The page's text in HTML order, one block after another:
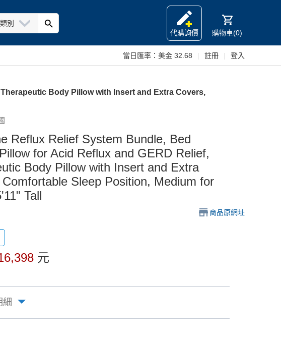
別
代購詢價
購物車(0)
當日匯率： 美金 32.68 註冊 登入
Body Pillow with Insert and Extra Covers,
Reflux Relief System Bundle, Bed
for Acid Reflux and GERD Relief,
Body Pillow with Insert and Extra
Sleep Position, Medium for
Tall
商品原網址
元
細